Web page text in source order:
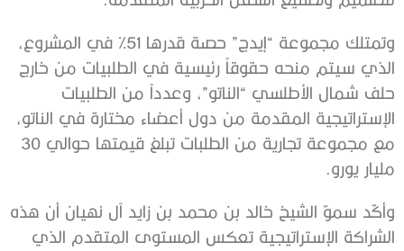
وتمتلك مجموعة “إيدج” حصة قدرها 51% في المشروع،
الذي سيتم منحه حقوقاً رئيسية في الطلبيات من خارج
حلف شمال الأطلسي “الناتو”، وعدداً من الطلبيات
الإستراتيجية المقدمة من دول أعضاء مختارة في الناتو،
مع مجموعة تجارية من الطلبات تبلغ قيمتها حوالي 30
مليار يورو.
وأكّد سموّ الشيخ خالد بن محمد بن زايد آل نهيان أن هذه
الشراكة الإستراتيجية تعكس المستوى المتقدم الذي